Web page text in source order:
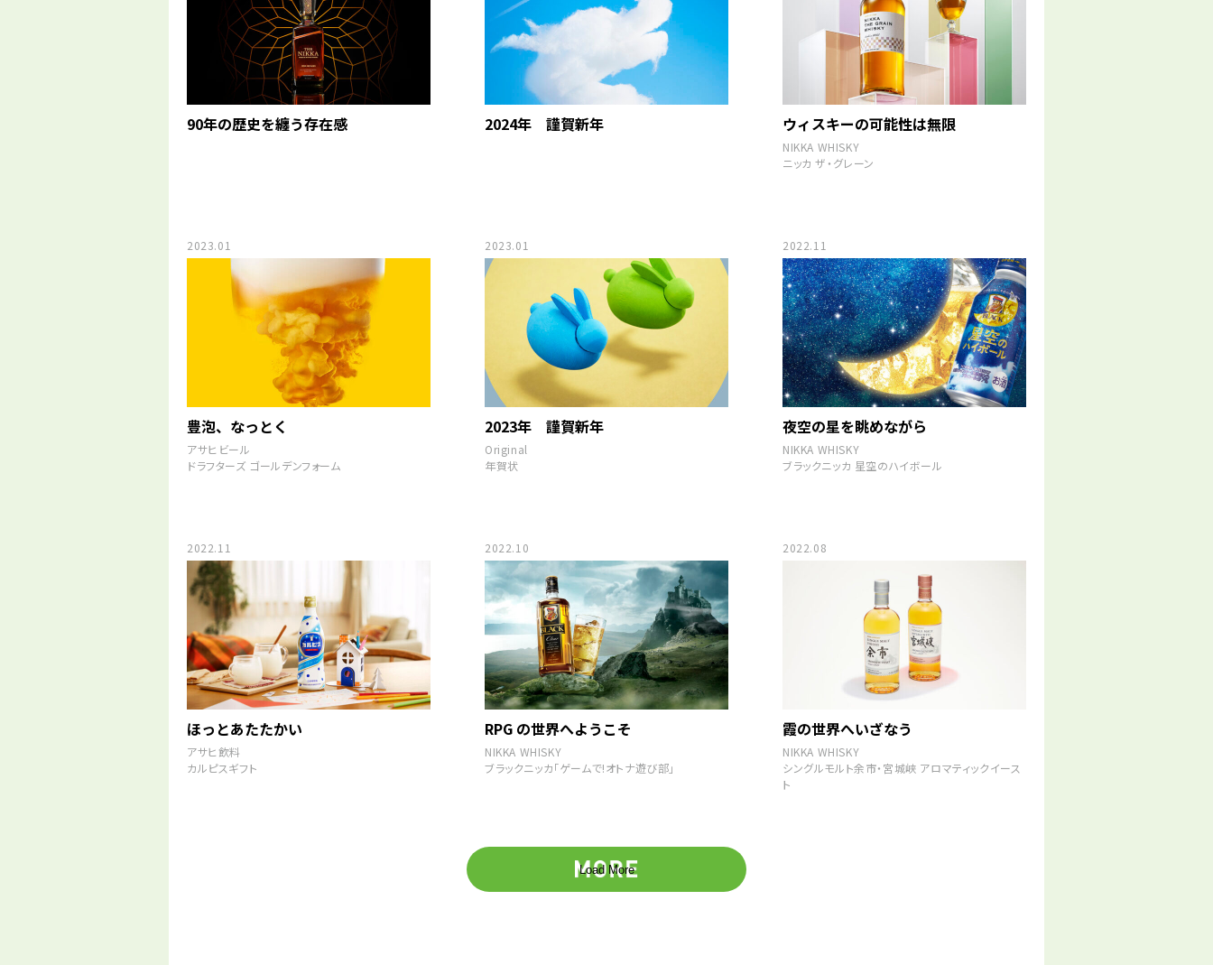
90年の歴史を纏う存在感 2024年 謹賀新年 ウィスキーの可能性は無限
NIKKA WHISKY
ニッカ ザ・グレーン
2023.01
豊泡、なっとく
アサヒビール
ドラフターズ ゴールデンフォーム
2023.01
2023年 謹賀新年
Original
年賀状
2022.11
夜空の星を眺めながら
NIKKA WHISKY
ブラックニッカ 星空のハイボール
2022.11
ほっとあたたかい
アサヒ飲料
カルピスギフト
2022.10
RPG の世界へようこそ
NIKKA WHISKY
ブラックニッカ「ゲームで!オトナ遊び部」
2022.08
霞の世界へいざなう
NIKKA WHISKY
シングルモルト余市・宮城峡 アロマティックイース
ト
Load More